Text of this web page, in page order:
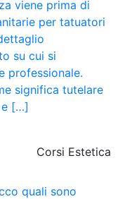
viene prima di
per tatuatori
su cui si
professionale.
significa tutelare
e […]
Corsi Estetica
quali sono